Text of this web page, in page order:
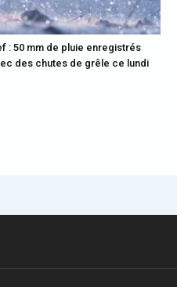
: 50 mm de pluie enregistrés
des chutes de grêle ce lundi